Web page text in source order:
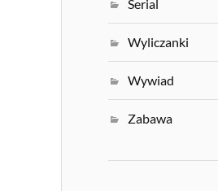
Serial
Wyliczanki
Wywiad
Zabawa